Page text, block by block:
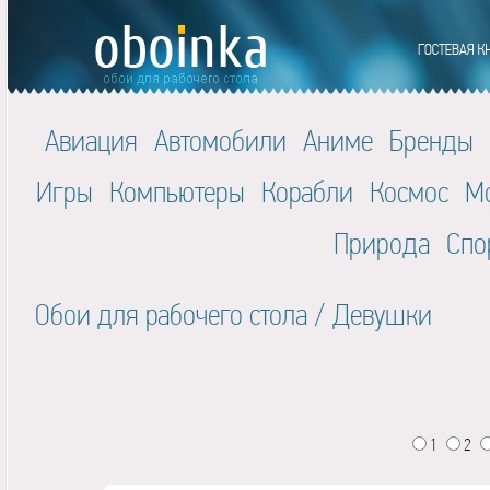
Авиация Автомобили Аниме Бренды
Игры Компьютеры Корабли Космос
Природа
Обои для рабочего стола / Девушки
1 2